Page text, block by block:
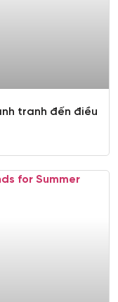
tranh đến điều